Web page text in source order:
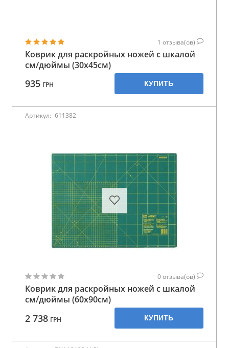
1 отзыва(ов)
Коврик для раскройных ножей с шкалой
см/дюймы (30x45см)
935 ГРН КУПИТЬ
Артикул: 611382
0отзыва(ов)
Коврик для раскройных ножей с шкалой
см/дюймы (60x90см)
2 738 ГРН КУПИТЬ